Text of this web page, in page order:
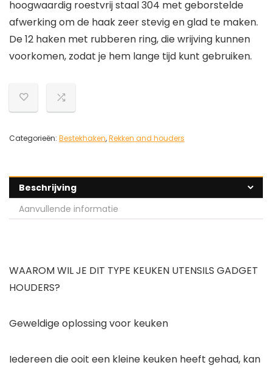
hoogwaardig roestvrij staal 304 met geborstelde
afwerking om de haak zeer stevig en glad te maken.
De 12 haken met rubberen ring, die wrijving kunnen
voorkomen, zodat je hem lange tijd kunt gebruiken.
Categorieën: Bestekhaken,Rekken and houders
Beschrijving
Aanvullende informatie
WAAROM WIL JE DIT TYPE KEUKEN UTENSILS GADGET
HOUDERS?
Geweldige oplossing voor keuken
Iedereen die ooit een kleine keuken heeft gehad, kan